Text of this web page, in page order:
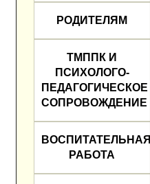
РОДИТЕЛЯМ
ТМППК И
ПСИХОЛОГО-
ПЕДАГОГИЧЕСКОЕ
СОПРОВОЖДЕНИЕ
ВОСПИТАТЕЛЬНАЯ
РАБОТА